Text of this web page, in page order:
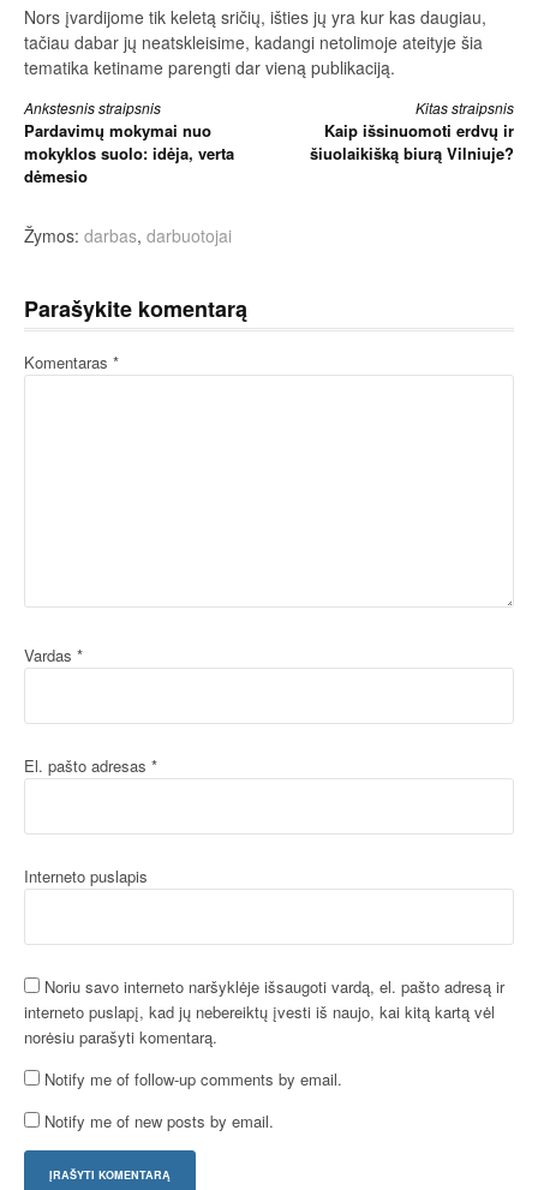
Nors įvardijome tik keletą sričių, išties jų yra kur kas daugiau,
tačiau dabar jų neatskleisime, kadangi netolimoje ateityje šia
tematika ketiname parengti dar vieną publikaciją.
Skaityti
toliau
Ankstesnis straipsnis
Pardavimų mokymai nuo
mokyklos suolo: idėja, verta
dėmesio
Kitas straipsnis
Kaip išsinuomoti erdvų ir
šiuolaikišką biurą Vilniuje?
Žymos: darbas, darbuotojai
Parašykite komentarą
Komentaras *
Vardas *
El. pašto adresas *
Interneto puslapis
Noriu savo interneto naršyklėje išsaugoti vardą, el. pašto adresą ir
interneto puslapį, kad jų nebereiktų įvesti iš naujo, kai kitą kartą vėl
norėsiu parašyti komentarą.
Notify me of follow-up comments by email.
Notify me of new posts by email.